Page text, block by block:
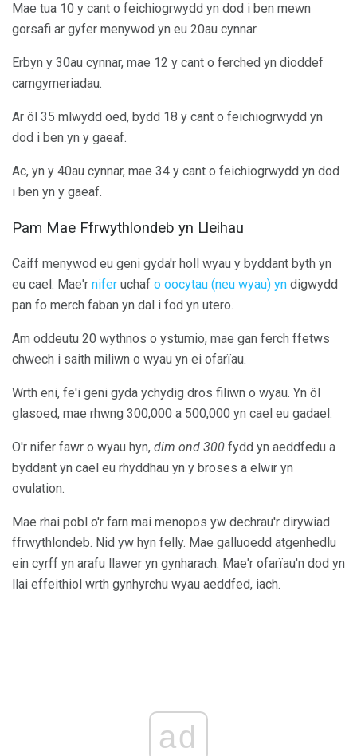
Mae tua 10 y cant o feichiogrwydd yn dod i ben mewn
gorsafi ar gyfer menywod yn eu 20au cynnar.
Erbyn y 30au cynnar, mae 12 y cant o ferched yn dioddef
camgymeriadau.
Ar ôl 35 mlwydd oed, bydd 18 y cant o feichiogrwydd yn
dod i ben yn y gaeaf.
Ac, yn y 40au cynnar, mae 34 y cant o feichiogrwydd yn dod
i ben yn y gaeaf.
Pam Mae Ffrwythlondeb yn Lleihau
Caiff menywod eu geni gyda'r holl wyau y byddant byth yn
eu cael. Mae'r nifer uchaf o oocytau (neu wyau) yn digwydd
pan fo merch faban yn dal i fod yn utero.
Am oddeutu 20 wythnos o ystumio, mae gan ferch ffetws
chwech i saith miliwn o wyau yn ei ofarïau.
Wrth eni, fe'i geni gyda ychydig dros filiwn o wyau. Yn ôl
glasoed, mae rhwng 300,000 a 500,000 yn cael eu gadael.
O'r nifer fawr o wyau hyn, dim ond 300 fydd yn aeddfedu a
byddant yn cael eu rhyddhau yn y broses a elwir yn
ovulation.
Mae rhai pobl o'r farn mai menopos yw dechrau'r dirywiad
ffrwythlondeb. Nid yw hyn felly. Mae galluoedd atgenhedlu
ein cyrff yn arafu llawer yn gynharach. Mae'r ofarïau'n dod yn
llai effeithiol wrth gynhyrchu wyau aeddfed, iach.
ad